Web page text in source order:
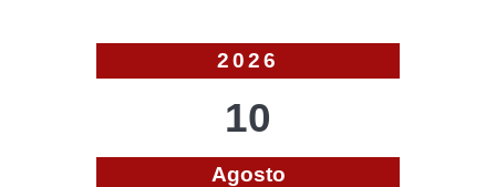
2026
10
Agosto